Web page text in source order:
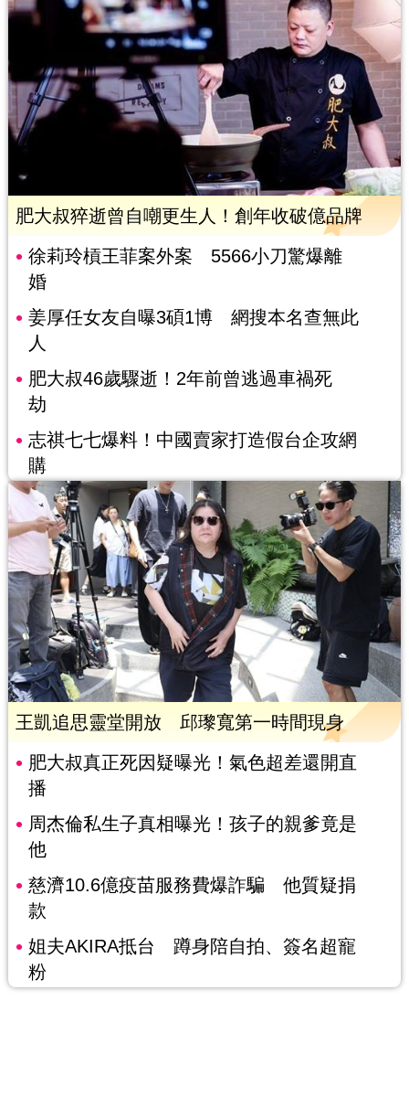
肥大叔猝逝曾自嘲更生人！創年收破億品牌
徐莉玲槓王菲案外案 5566小刀驚爆離
婚
姜厚任女友自曝3碩1博 網搜本名查無此
人
肥大叔46歲驟逝！2年前曾逃過車禍死
劫
志祺七七爆料！中國賣家打造假台企攻網
購
王凱追思靈堂開放 邱瓈寬第一時間現身
肥大叔真正死因疑曝光！氣色超差還開直
播
周杰倫私生子真相曝光！孩子的親爹竟是
他
慈濟10.6億疫苗服務費爆詐騙 他質疑捐
款
姐夫AKIRA抵台 蹲身陪自拍、簽名超寵
粉